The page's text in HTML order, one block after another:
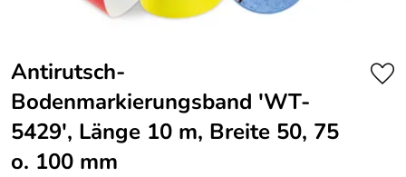
Antirutsch-
Bodenmarkierungsband ′WT-
5429′, Länge 10 m, Breite 50, 75
o. 100 mm